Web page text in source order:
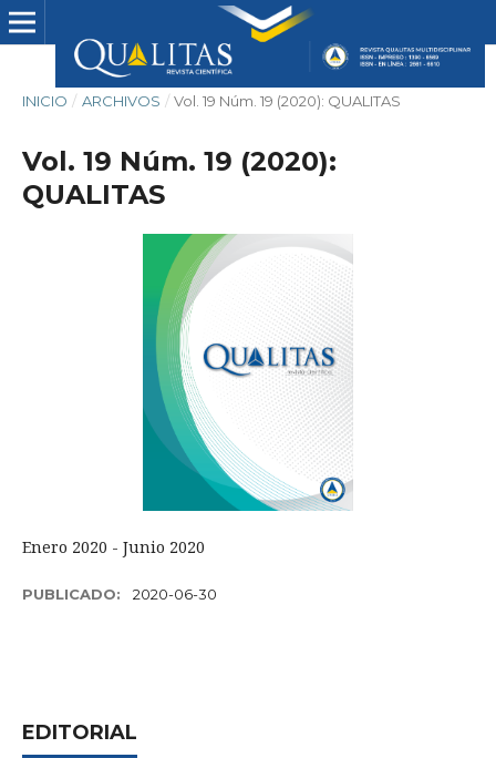
INICIO / ARCHIVOS / Vol. 19 Núm. 19 (2020): QUALITAS
Vol. 19 Núm. 19 (2020):
QUALITAS
Enero 2020 - Junio 2020
PUBLICADO: 2020-06-30
EDITORIAL